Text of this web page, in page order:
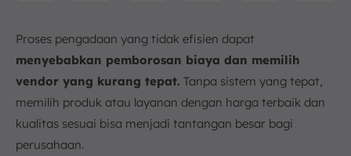
5. Kapan Sebaiknya RFQ Digunakan?
a. Saat Produk atau Layanan yang Diinginkan
Sudah Jelas
b. Membandingkan Harga Produk Standar
c. Untuk Kebutuhan Pengadaan yang Berulang
Proses pengadaan yang tidak efisien dapat
menyebabkan pemborosan biaya dan memilih
vendor yang kurang tepat. Tanpa sistem yang tepat,
memilih produk atau layanan dengan harga terbaik dan
kualitas sesuai bisa menjadi tantangan besar bagi
perusahaan.